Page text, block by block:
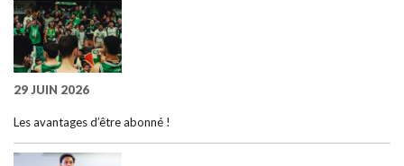
29 JUIN 2026
Les avantages d’être abonné !